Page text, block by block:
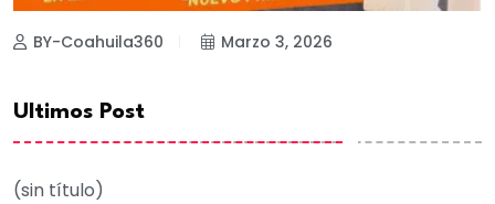
BY-Coahuila360 Marzo 3, 2026
Ultimos Post
(sin título)